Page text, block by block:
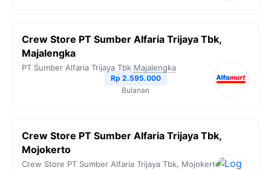
Crew Store PT Sumber Alfaria Trijaya Tbk,
Majalengka
PT Sumber Alfaria Trijaya Tbk Majalengka
Rp 2.595.000
Bulanan
Crew Store PT Sumber Alfaria Trijaya Tbk,
Mojokerto
Crew Store PT Sumber Alfaria Trijaya Tbk, Mojokerto